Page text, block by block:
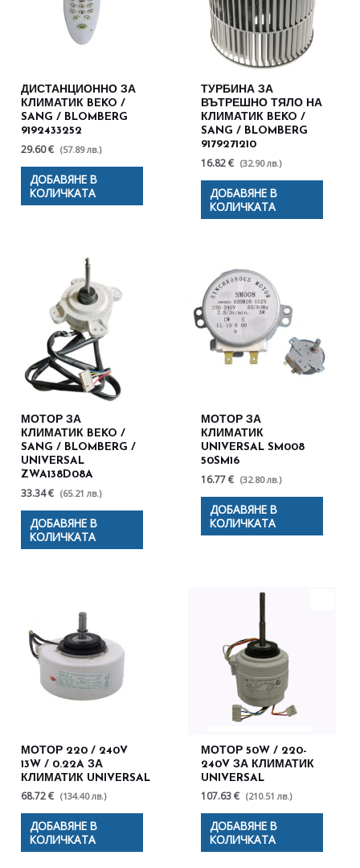
ДИСТАНЦИОННО ЗА
КЛИМАТИК BEKO /
SANG / BLOMBERG
9192433252
29.60 € (57.89 лв.)
ДОБАВЯНЕ В
КОЛИЧКАТА
ТУРБИНА ЗА
ВЪТРЕШНО ТЯЛО НА
КЛИМАТИК BEKO /
SANG / BLOMBERG
9179271210
16.82 € (32.90 лв.)
ДОБАВЯНЕ В
КОЛИЧКАТА
МОТОР ЗА
КЛИМАТИК BEKO /
SANG / BLOMBERG /
UNIVERSAL
ZWA138D08A
33.34 € (65.21 лв.)
ДОБАВЯНЕ В
КОЛИЧКАТА
МОТОР ЗА
КЛИМАТИК
UNIVERSAL SM008
50SM16
16.77 € (32.80 лв.)
ДОБАВЯНЕ В
КОЛИЧКАТА
МОТОР 220 / 240V
13W / 0.22A ЗА
КЛИМАТИК UNIVERSAL
68.72 € (134.40 лв.)
ДОБАВЯНЕ В
КОЛИЧКАТА
МОТОР 50W / 220-
240V ЗА КЛИМАТИК
UNIVERSAL
107.63 € (210.51 лв.)
ДОБАВЯНЕ В
КОЛИЧКАТА